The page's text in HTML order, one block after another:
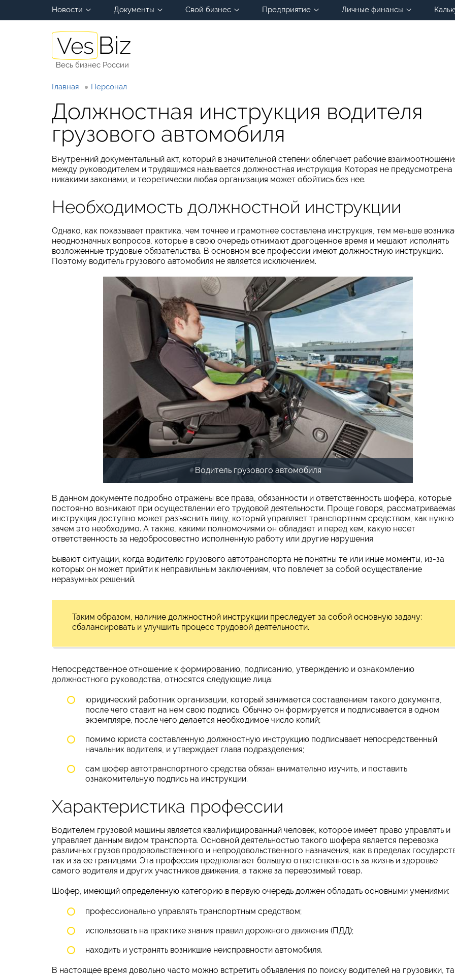
Новости Документы Свой бизнес Предприятие Личные финансы
Весь бизнес России
Главная Персонал
Должностная инструкция водителя
грузового автомобиля
Внутренний документальный акт, который в значительной степени облегчает рабочие
между руководителем и трудящимся называется должностная инструкция. Которая не предусмотрена
никакими законами, и теоретически любая организация может обойтись без нее.
Необходимость должностной инструкции
Однако, как показывает практика, чем точнее и грамотнее составлена инструкция, тем меньше
неоднозначных вопросов, которые в свою очередь отнимают драгоценное время и мешают исполнять
возложенные трудовые обязательства. В основном все профессии имеют должностную инструкцию.
Поэтому водитель грузового автомобиля не является исключением.
Водитель грузового автомобиля
В данном документе подробно отражены все права, обязанности и ответственность шофера, которые
постоянно возникают при осуществлении его трудовой деятельности. Проще говоря,
инструкция доступно может разъяснить лицу, который управляет транспортным средством, как
зачем это необходимо. А также, какими полномочиями он обладает и перед кем, какую несет
ответственность за недобросовестно исполненную работу или другие нарушения.
Бывают ситуации, когда водителю грузового автотранспорта не понятны те или иные моменты, из-за
которых он может прийти к неправильным заключениям, что повлечет за собой осуществление
неразумных решений.
Таким образом, наличие должностной инструкции преследует за собой основную задачу:
сбалансировать и улучшить процесс трудовой деятельности.
Непосредственное отношение к формированию, подписанию, утверждению и ознакомлению
должностного руководства, относятся следующие лица:
юридический работник организации, который занимается составлением такого документа,
после чего ставит на нем свою подпись. Обычно он формируется и подписывается в одном
экземпляре, после чего делается необходимое число копий;
помимо юриста составленную должностную инструкцию подписывает непосредственный
начальник водителя, и утверждает глава подразделения;
сам шофер автотранспортного средства обязан внимательно изучить, и поставить
ознакомительную подпись на инструкции.
Характеристика профессии
Водителем грузовой машины является квалифицированный человек, которое имеет право управлять и
управляет данным видом транспорта. Основной деятельностью такого шофера является перевозка
различных грузов продовольственного и непродовольственного назначения, как в пределах
так и за ее границами. Эта профессия предполагает большую ответственность за жизнь и здоровье
самого водителя и других участников движения, а также за перевозимый товар.
Шофер, имеющий определенную категорию в первую очередь должен обладать основными умениями:
профессионально управлять транспортным средством;
использовать на практике знания правил дорожного движения (ПДД);
находить и устранять возникшие неисправности автомобиля.
В настоящее время довольно часто можно встретить объявления по поиску водителей на грузовики,